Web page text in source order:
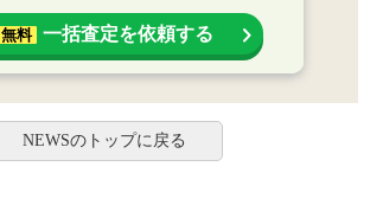
無料 一括査定を依頼する
NEWSのトップに戻る